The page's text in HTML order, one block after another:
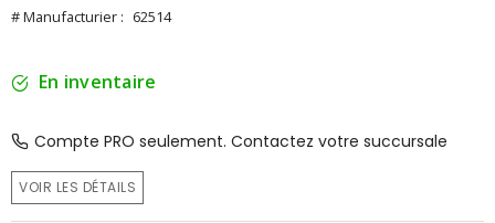
# Manufacturier : 62514
En inventaire
Compte PRO seulement. Contactez votre succursale
VOIR LES DÉTAILS